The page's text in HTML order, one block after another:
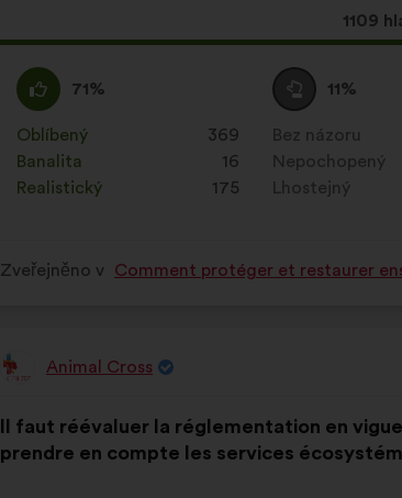
Tento
návrh
1109
Souhlasím
:
71%
Tento
návrh
byl
kvalifikován:
Oblíbený
: 369
krát
Banalita
: 16
krát
Realistický
: 175
krát
Neutrální
hlas
:
11%
Tento
návrh
byl
kvalifikován:
Bez názoru
:krát
Nepochopený
:krát
Lhostejný
krát
Zveřejněno v Comment protéger et restaurer
Návrh:
Animal Cross
návrhu:
Il faut réévaluer la réglementation en
prendre en compte les services
distribucí: